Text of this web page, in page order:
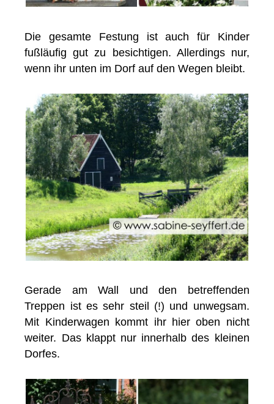
Die gesamte Festung ist auch für Kinder
fußläufig gut zu besichtigen. Allerdings nur,
wenn ihr unten im Dorf auf den Wegen bleibt.
Gerade am Wall und den betreffenden
Treppen ist es sehr steil (!) und unwegsam.
Mit Kinderwagen kommt ihr hier oben nicht
weiter. Das klappt nur innerhalb des kleinen
Dorfes.